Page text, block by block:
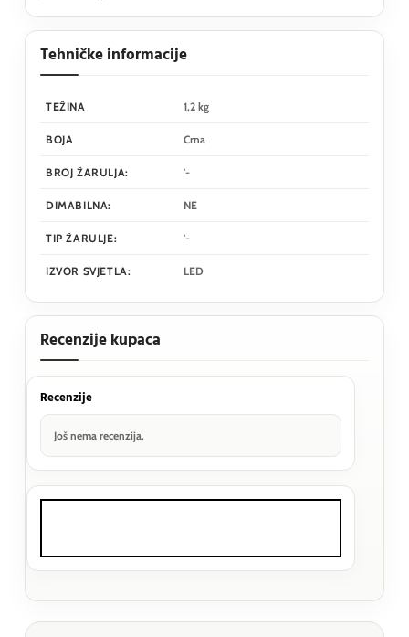
Tehničke informacije
TEŽINA 1,2 kg
BOJA Crna
BROJ ŽARULJA: '-
DIMABILNA: NE
TIP ŽARULJE: '-
IZVOR SVJETLA: LED
Recenzije kupaca
Recenzije
Još nema recenzija.